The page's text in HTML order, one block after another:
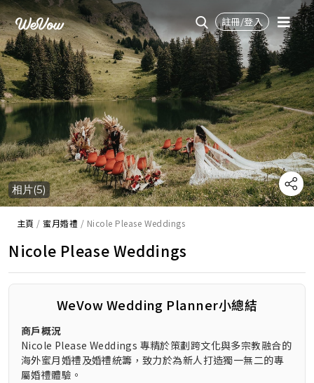
註冊/登入
相片(5)
主頁 / 蜜月婚禮 / Nicole Please Weddings
Nicole Please Weddings
WeVow Wedding Planner小總結
商戶概況
Nicole Please Weddings 專精於策劃跨文化與多宗教融合的
海外蜜月婚禮及婚禮統籌，致力於為新人打造獨一無二的專
屬婚禮體驗。